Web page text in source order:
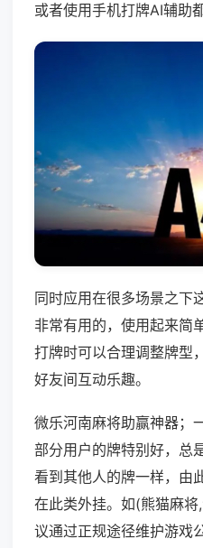
或者使用手机打牌AI辅助
同时应用在很多场景之下
非常有用的，使用起来简
打牌时可以合理调整牌型
好友间互动乐趣。
微乐河南麻将助赢神器；
部分用户的牌特别好，总
看到其他人的牌一样，由
在此类外挂。如(熊猫麻
议通过正规途径维护游戏